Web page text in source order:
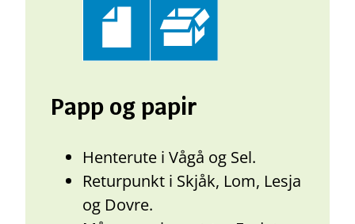
Papp og papir
Henterute i Vågå og Sel.
Returpunkt i Skjåk, Lom, Lesja
og Dovre.